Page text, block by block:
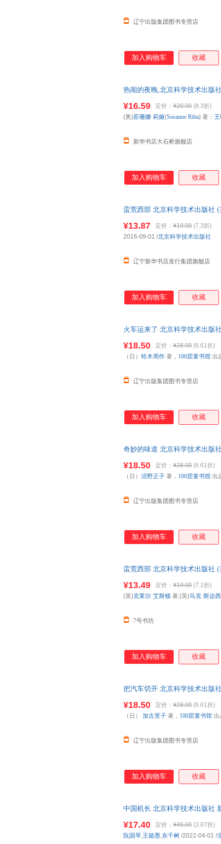
辽宁出版集团图书专营店
加入购物车 收藏
热闹的夜晚,北京科学技术出版
¥16.59 定价： ¥20.00 (8.3折)
新华书店大石桥旗舰店
(奥)苏珊娜·莉娅(Susanne Riha) 著；
加入购物车 收藏
蛮荒西部 北京科学技术出版社
斯达西 绘;莫红娥 译 著作
¥13.87 定价： ¥19.00 (7.3折)
辽宁新华书店发行集团旗舰店
2016-09-01 /北京科学技术出版社
加入购物车 收藏
火车运来了 北京科学技术出版
¥18.50 定价： ¥28.00 (6.61折)
辽宁出版集团图书专营店
（日） 铃木周作 著， 100层童书馆 出
加入购物车 收藏
奇妙的味道 北京科学技术出版
¥18.50 定价： ¥28.00 (6.61折)
辽宁出版集团图书专营店
（日） 沼野正子 著， 100层童书馆 出
加入购物车 收藏
蛮荒西部 北京科学技术出版社
斯达西 绘;莫红娥 译 著作
¥13.49 定价： ¥19.00 (7.1折)
7号书坊
(英)克莱尔·艾斯顿 著;(英)马克·斯达西
加入购物车 收藏
把汽车切开 北京科学技术出版
¥18.50 定价： ¥28.00 (6.61折)
辽宁出版集团图书专营店
（日） 加古里子 著， 100层童书馆 出
加入购物车 收藏
中国机长 北京科学技术出版社
¥17.40 定价： ¥45.00 (3.87折)
阮国琴,王懿墨,东千树 /2022-04-01 /